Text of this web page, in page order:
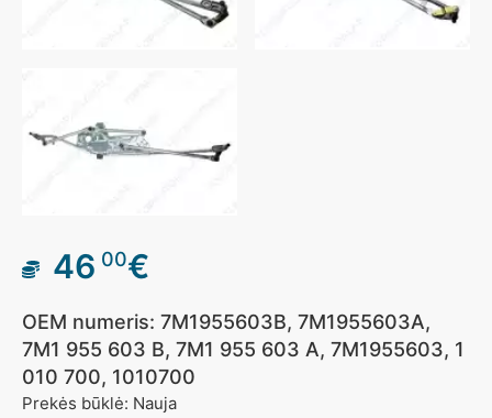
46 00€
OEM numeris: 7M1955603B, 7M1955603A,
7M1 955 603 B, 7M1 955 603 A, 7M1955603, 1
010 700, 1010700
Prekės būklė: Nauja